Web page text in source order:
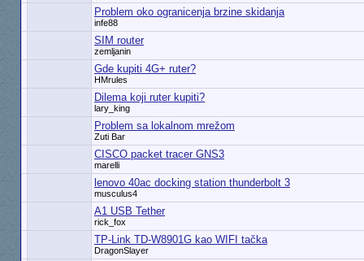
Problem oko ogranicenja brzine skidanja
infe88
SIM router
zemljanin
Gde kupiti 4G+ ruter?
HMrules
Dilema koji ruter kupiti?
lary_king
Problem sa lokalnom mrežom
Zuti Bar
CISCO packet tracer GNS3
marelli
lenovo 40ac docking station thunderbolt 3
musculus4
A1 USB Tether
rick_fox
TP-Link TD-W8901G kao WIFI tačka
DragonSlayer